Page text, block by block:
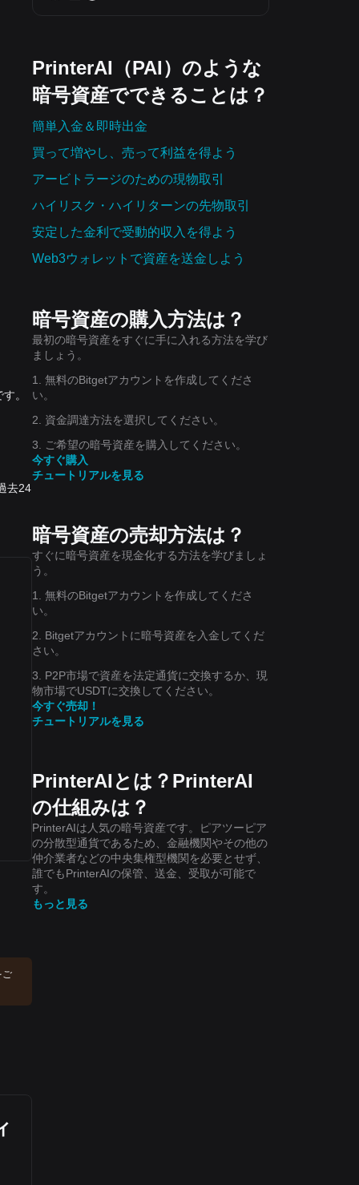
。
去24
ご
PrinterAI（PAI）のような
暗号資産でできることは？
簡単入金＆即時出金
買って増やし、売って利益を得よう
アービトラージのための現物取引
ハイリスク・ハイリターンの先物取引
安定した金利で受動的収入を得よう
Web3ウォレットで資産を‌送金しよう
暗号資産の購入方法は？
最初の暗号資産をすぐに手に入れる方法を学び
ましょう。
1. 無料のBitgetアカウントを作成してくださ
い。
2. 資金調達方法を選択してください。
3. ご希望の暗号資産を購入してください。
今すぐ購入
チュートリアルを見る
暗号資産の売却方法は？
すぐに暗号資産を現金化する方法を学びましょ
う。
1. 無料のBitgetアカウントを作成してくださ
い。
2. Bitgetアカウントに暗号資産を入金してくだ
さい。
3. P2P市場で資産を法定通貨に交換するか、現
物市場でUSDTに交換してください。
今すぐ売却！
チュートリアルを見る
PrinterAIとは？PrinterAI
の仕組みは？
PrinterAIは人気の暗号資産です。ピアツーピア
の分散型通貨であるため、金融機関やその他の
仲介業者などの中央集権型機関を必要とせず、
誰でもPrinterAIの保管、送金、受取が可能で
す。
もっと見る